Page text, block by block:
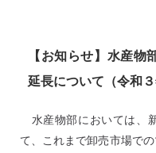
【お知らせ】水産物
延長について（令和３
水産物部においては、
て、これまで卸売市場で